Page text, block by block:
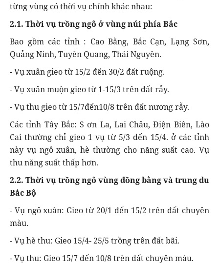
từng vùng có thời vụ chính khác nhau:
2.1. Thời vụ trồng ngô ở vùng núi phía Bắc
Bao gồm các tỉnh : Cao Bằng, Bắc Cạn, Lạng Sơn,
Quảng Ninh, Tuyên Quang, Thái Nguyên.
- Vụ xuân gieo từ 15/2 đến 30/2 đất ruộng.
- Vụ xuân muộn gieo từ 1-15/3 trên đất rẫy.
- Vụ thu gieo từ 15/7đến10/8 trên đất nương rẫy.
Các tỉnh Tây Bắc: S ơn La, Lai Châu, Điện Biên, Lào
Cai thường chỉ gieo 1 vụ từ 5/3 dến 15/4. ở các tỉnh
này vụ ngô xuân, hè thường cho năng suất cao. Vụ
thu năng suất thấp hơn.
2.2. Thời vụ trồng ngô vùng đồng bằng và trung du
Bắc Bộ
- Vụ ngô xuân: Gieo từ 20/1 đến 15/2 trên đất chuyên
màu.
- Vụ hè thu: Gieo 15/4- 25/5 trồng trên đất bãi.
- Vụ thu: Gieo 15/7 đến 10/8 trên đất chuyên màu.